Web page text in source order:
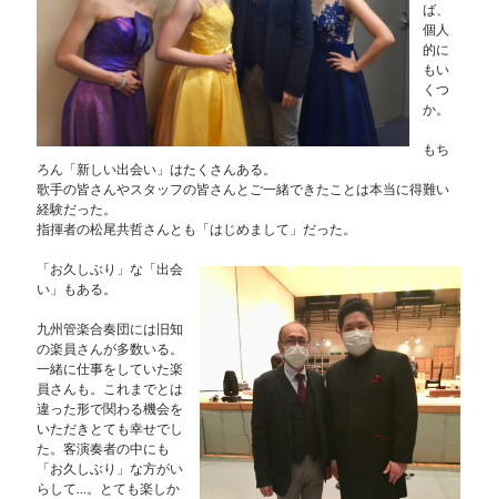
ば、
個人
的に
もい
くつ
か。
もち
ろん「新しい出会い」はたくさんある。
歌手の皆さんやスタッフの皆さんとご一緒できたことは本当に得難い
経験だった。
指揮者の松尾共哲さんとも「はじめまして」だった。
「お久しぶり」な「出会
い」もある。
九州管楽合奏団には旧知
の楽員さんが多数いる。
一緒に仕事をしていた楽
員さんも。これまでとは
違った形で関わる機会を
いただきとても幸せでし
た。客演奏者の中にも
「お久しぶり」な方がい
らして…。とても楽しか